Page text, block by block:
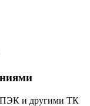
и другими ТК